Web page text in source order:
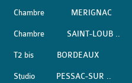
Chambre MERIGNAC
Chambre SAINT-LOUB ..
T2 bis BORDEAUX
Studio PESSAC-SUR ..